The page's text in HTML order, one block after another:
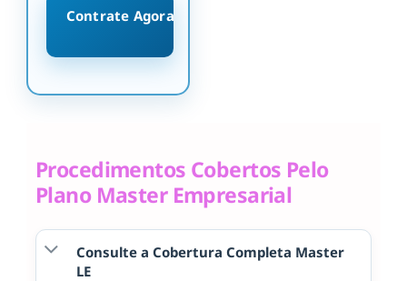
Contrate Agora
Procedimentos Cobertos Pelo
Plano Master Empresarial
Consulte a Cobertura Completa Master
LE